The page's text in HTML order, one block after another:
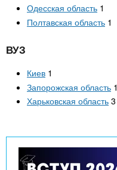
Одесская область 1
Полтавская область 1
ВУЗ
Киев 1
Запорожская область 1
Харьковская область 3